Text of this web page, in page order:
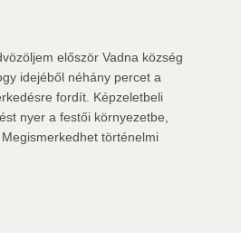
először Vadna község
idejéből néhány percet a
fordít. Képzeletbeli
nyer a festői környezetbe,
történelmi